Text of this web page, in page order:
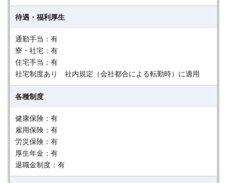
待遇・福利厚生
通勤手当：有
寮・社宅：有
住宅手当：有
社宅制度あり 社内規定（会社都合による転勤時）に適用
各種制度
健康保険：有
雇用保険：有
労災保険：有
厚生年金：有
退職金制度：有